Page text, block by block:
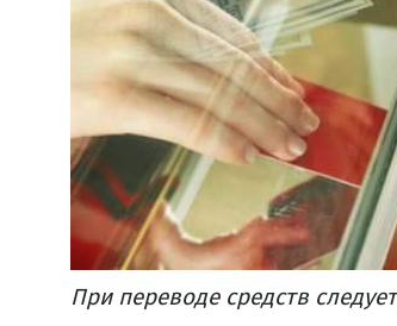
При переводе средств